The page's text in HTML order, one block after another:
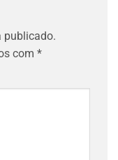
publicado.
com *